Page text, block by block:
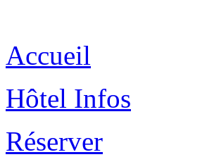
Accueil
Hôtel Infos
Réserver